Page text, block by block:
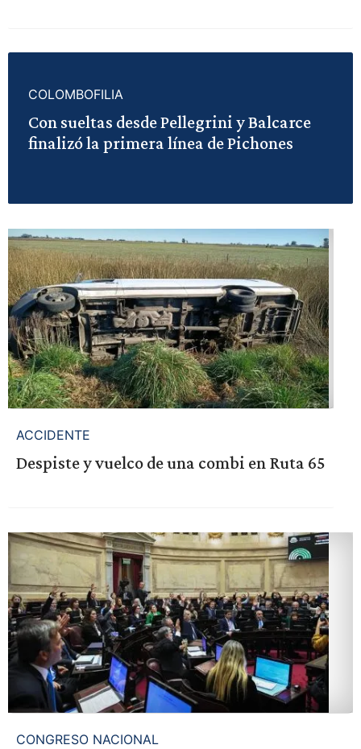
COLOMBOFILIA
Con sueltas desde Pellegrini y Balcarce
finalizó la primera línea de Pichones
ACCIDENTE
Despiste y vuelco de una combi en Ruta 65
CONGRESO NACIONAL